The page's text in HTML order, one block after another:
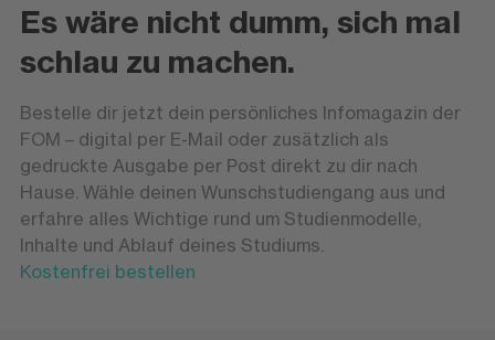
Es wäre nicht dumm, sich mal
schlau zu machen.
Bestelle dir jetzt dein persönliches Infomagazin der
FOM – digital per E-Mail oder zusätzlich als
gedruckte Ausgabe per Post direkt zu dir nach
Hause. Wähle deinen Wunschstudiengang aus und
erfahre alles Wichtige rund um Studienmodelle,
Inhalte und Ablauf deines Studiums.
Kostenfrei bestellen